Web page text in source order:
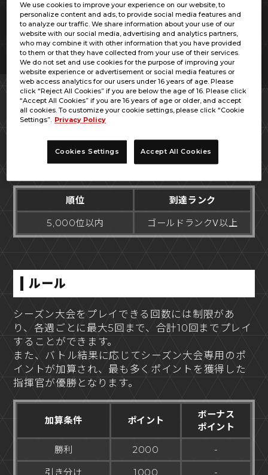
2週目
2025年8月15日(金) ～ 8月17日(日)
各日17:00 ～ 22:00
参加資格
シーズン大会には、2025年8月8日(金)3:45のラン
クマッチの集計完了時点で、以下の条件を満たし
順位
到達ランク
5,000位以内
ゴールドランクⅤ以上
ルール
シーズン大会をプレイできる回数には制限があ
り、各週ごとに最大5回まで、合計10回までプレイ
することができます。
また、バトル結果に応じてシーズン大会専用のポ
イントが加算され、最も多くポイントを獲得した
指揮官が優勝となります。
加算条件 ポイント
ボーナス
ポイント
勝利
2000
-
引き分け
1000
-
We use cookies to improve your experience on our website, to
personalize content and ads, to provide social media features and
to analyze our traffic. We share information about your use of our
website with our social media, advertising and analytics partners,
who may combine it with other information that you have provided
to them or that they have collected from your use of their services.
We do not set and use cookies for the purpose of improving your
website experience or advertisement or social media features or
web access analytics for our users under 16 years of age. Please
click “Reject All Cookies” if you are below the age of 16. Please click
“Accept All Cookies” if you are 16 years of age or older, and accept
all cookies. To customize your cookie settings, please click “Cookie
Settings”. Privacy Policy
Cookies Settings Accept All Cookies